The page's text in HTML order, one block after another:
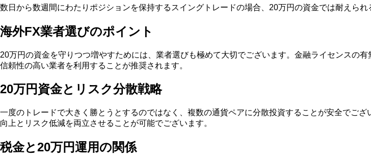
数日から数週間にわたりポジションを保持するスイングトレードの場合、20万円の資金では耐えら
海外FX業者選びのポイント
20万円の資金を守りつつ増やすためには、業者選びも極めて大切でございます。金融ライセンスの
信頼性の高い業者を利用することが推奨されます。
20万円資金とリスク分散戦略
一度のトレードで大きく勝とうとするのではなく、複数の通貨ペアに分散投資することが安全でご
向上とリスク低減を両立させることが可能でございます。
税金と20万円運用の関係